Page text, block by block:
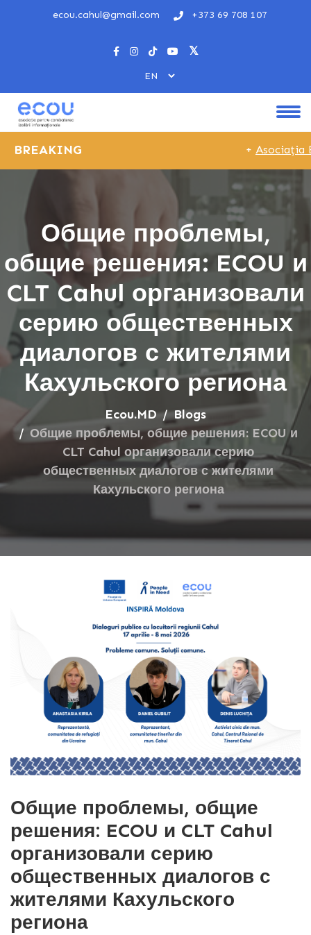
ecou.cahul@gmail.com +373 69 708 107
BREAKING +Asociația
Общие проблемы,
общие решения: ECOU и
CLT Cahul организовали
серию общественных
диалогов с жителями
Кахульского региона
Ecou.MD
Blogs
Общие проблемы, общие решения: ECOU и
CLT Cahul организовали серию
общественных диалогов с жителями
Кахульского региона
Общие проблемы, общие
решения: ECOU и CLT Cahul
организовали серию
общественных диалогов с
жителями Кахульского
региона